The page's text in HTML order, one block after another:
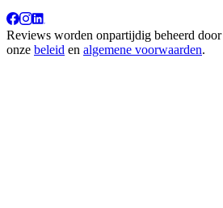
Reviews worden onpartijdig beheerd door
onze beleid en algemene voorwaarden.